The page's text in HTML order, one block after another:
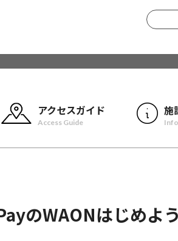
アクセスガイド
Access Guide
施
のWAONはじめよ